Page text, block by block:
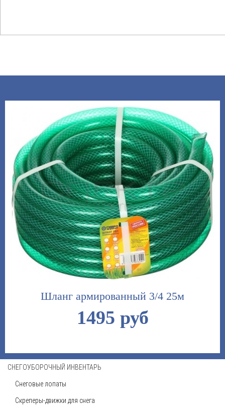
Шланг армированный 3/4 25м
1495 руб
СНЕГОУБОРОЧНЫЙ ИНВЕНТАРЬ
Снеговые лопаты
Скреперы-движки для снега